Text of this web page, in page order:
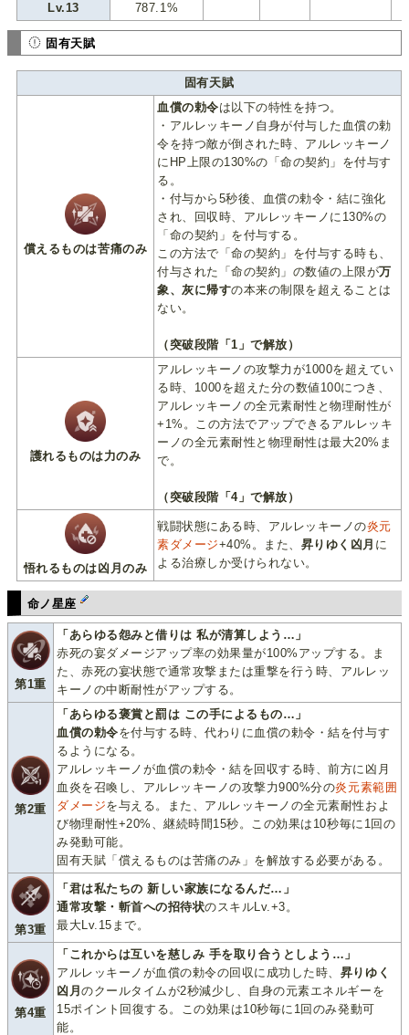
Lv.13
787.1%
固有天賦
固有天賦
償えるものは苦痛のみ
血償の勅令は以下の特性を持つ。
・アルレッキーノ自身が付与した血償の勅
令を持つ敵が倒された時、アルレッキーノ
にHP上限の130%の「命の契約」を付与す
る。
・付与から5秒後、血償の勅令・結に強化
され、回収時、アルレッキーノに130%の
「命の契約」を付与する。
この方法で「命の契約」を付与する時も、
付与された「命の契約」の数値の上限が万
象、灰に帰すの本来の制限を超えることは
ない。
（突破段階「1」で解放）
護れるものは力のみ
アルレッキーノの攻撃力が1000を超えてい
る時、1000を超えた分の数値100につき、
アルレッキーノの全元素耐性と物理耐性が
+1%。この方法でアップできるアルレッキ
ーノの全元素耐性と物理耐性は最大20%ま
で。
（突破段階「4」で解放）
悟れるものは凶月のみ
戦闘状態にある時、アルレッキーノの炎元
素ダメージ+40%。また、 昇りゆく凶月 に
よる治療しか受けられない。
命ノ星座
第1重
「あらゆる怨みと借りは 私が清算しよう…」
赤死の宴ダメージアップ率の効果量が100%アップする。ま
た、赤死の宴状態で通常攻撃または重撃を行う時、アルレッ
キーノの中断耐性がアップする。
第2重
「あらゆる褒賞と罰は この手によるもの…」
血償の勅令を付与する時、代わりに血償の勅令・結を付与す
るようになる。
アルレッキーノが血償の勅令・結を回収する時、前方に凶月
血炎を召喚し、アルレッキーノの攻撃力900%分の炎元素範囲
ダメージを与える。また、アルレッキーノの全元素耐性およ
び物理耐性+20%、継続時間15秒。この効果は10秒毎に1回の
み発動可能。
固有天賦「償えるものは苦痛のみ」を解放する必要がある。
第3重
「君は私たちの 新しい家族になるんだ…」
通常攻撃・斬首への招待状のスキルLv.+3。
最大Lv.15まで。
第4重
「これからは互いを慈しみ 手を取り合うとしよう…」
アルレッキーノが血償の勅令の回収に成功した時、 昇りゆく
凶月のクールタイムが2秒減少し、自身の元素エネルギーを
15ポイント回復する。この効果は10秒毎に1回のみ発動可
能。